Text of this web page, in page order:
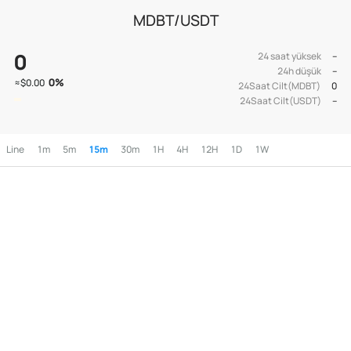
MDBT/USDT
0
≈$0.00 0%
24 saat yüksek
--
24h düşük
--
24Saat Cilt(MDBT)
0
24Saat Cilt(USDT)
--
Line 1m 5m 15m 30m 1H 4H 12H 1D 1W